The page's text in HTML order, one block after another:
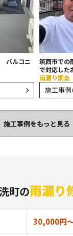
バルコニ
筑西市での
で対応した
雨漏り調査
施工事
施工事例をもっと見る
町の雨漏り
30,000円